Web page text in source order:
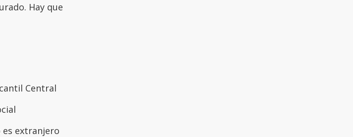
Hay que
Central
es extranjero